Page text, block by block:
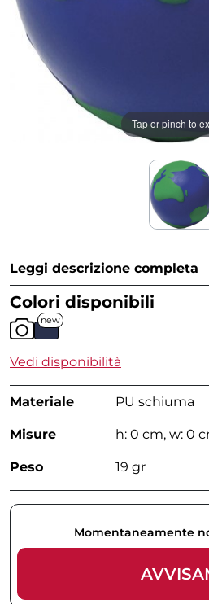
Tap or pinch to
Leggi descrizione completa
Colori disponibili
new
Vedi disponibilità
Materiale PU schiuma
Misure h: 0 cm, w: 0
Peso 19 gr
Momentaneamente